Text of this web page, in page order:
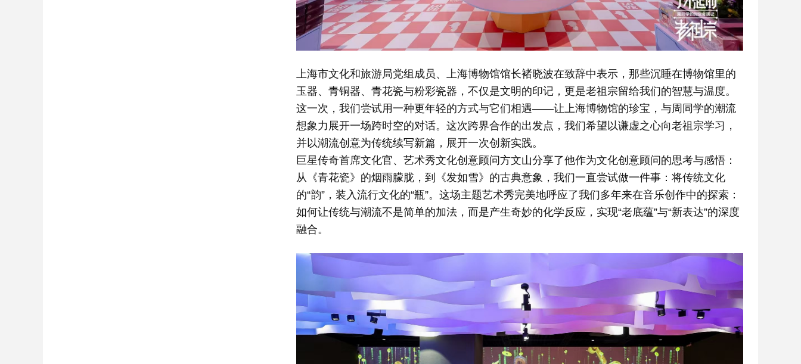
上海市文化和旅游局党组成员、上海博物馆馆长褚晓波在致辞中表示，那些沉睡在博物馆里的
玉器、青铜器、青花瓷与粉彩瓷器，不仅是文明的印记，更是老祖宗留给我们的智慧与温度。
这一次，我们尝试用一种更年轻的方式与它们相遇——让上海博物馆的珍宝，与周同学的潮流
想象力展开一场跨时空的对话。这次跨界合作的出发点，我们希望以谦虚之心向老祖宗学习，
并以潮流创意为传统续写新篇，展开一次创新实践。
巨星传奇首席文化官、艺术秀文化创意顾问方文山分享了他作为文化创意顾问的思考与感悟：
从《青花瓷》的烟雨朦胧，到《发如雪》的古典意象，我们一直尝试做一件事：将传统文化
的“韵”，装入流行文化的“瓶”。这场主题艺术秀完美地呼应了我们多年来在音乐创作中的探索：
如何让传统与潮流不是简单的加法，而是产生奇妙的化学反应，实现“老底蕴”与“新表达”的深度
融合。